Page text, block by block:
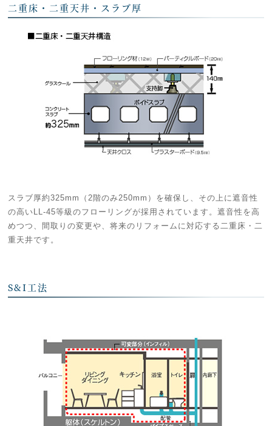
二重床・二重天井・スラブ厚
スラブ厚約325mm（2階のみ250mm）を確保し、その上に遮音性
の高いLL-45等級のフローリングが採用されています。遮音性を高
めつつ、間取りの変更や、将来のリフォームに対応する二重床・二
重天井です。
S&I工法